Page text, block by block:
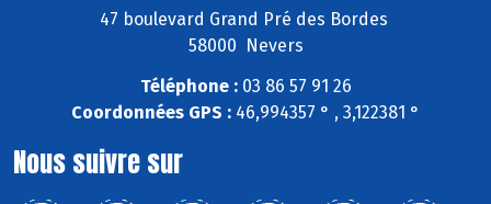
47 boulevard Grand Pré des Bordes
58000 Nevers
Téléphone :03 86 57 91 26
Coordonnées GPS : 46,994357 ° , 3,122381 °
Nous suivre sur